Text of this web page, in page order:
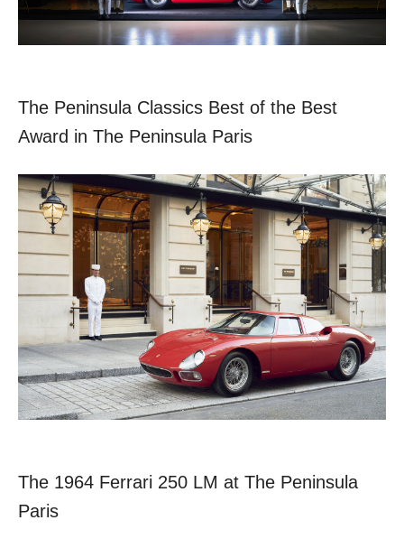
The Peninsula Classics Best of the Best
Award in The Peninsula Paris
The 1964 Ferrari 250 LM at The Peninsula
Paris